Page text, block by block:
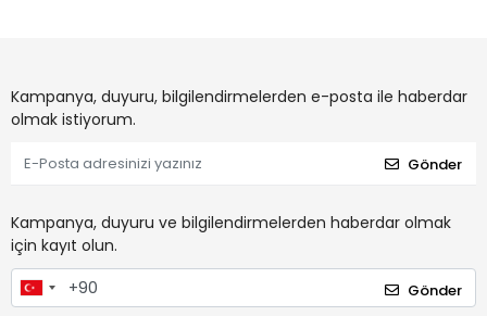
Kampanya, duyuru, bilgilendirmelerden e-posta ile haberdar
olmak istiyorum.
Gönder
Kampanya, duyuru ve bilgilendirmelerden haberdar olmak
için kayıt olun.
Gönder